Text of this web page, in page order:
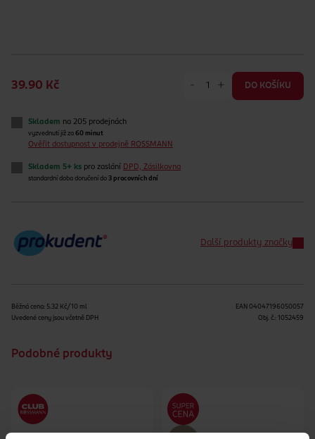
39.90 Kč - + DO KOŠÍKU
Skladem na 205 prodejnách
vyzvednutí již za 60 minut
Ověřit dostupnost v prodejně ROSSMANN
Skladem 5+ ks pro zaslání DPD, Zásilkovna
standardní doba doručení do 3 pracovních dní
Další produkty značky
Běžná cena: 5.32 Kč/10 ml
Uvedené ceny jsou včetně DPH
EAN 04047196050057
Obj. č.: 1052459
Podobné produkty